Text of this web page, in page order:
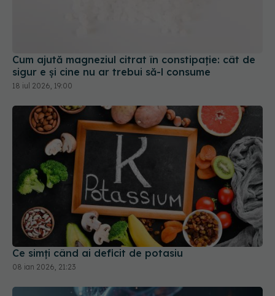
Cum ajută magneziul citrat în constipație: cât de
sigur e și cine nu ar trebui să-l consume
18 iul 2026, 19:00
Ce simți când ai deficit de potasiu
08 ian 2026, 21:23